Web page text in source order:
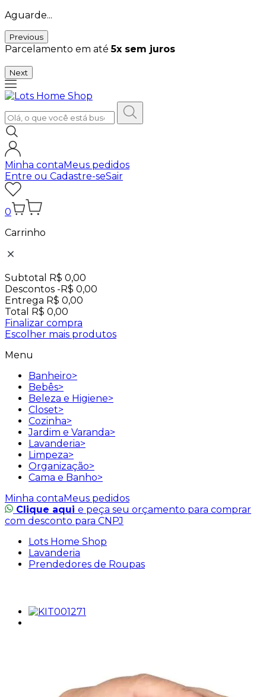
Aguarde...
Previous
Parcelamento em até5x sem juros
Next
Minha contaMeus pedidos
Entre ou Cadastre-seSair
0
Carrinho
Subtotal R$ 0,00
Descontos -R$ 0,00
Entrega R$ 0,00
Total R$ 0,00
Finalizar compra
Escolher mais produtos
Menu
Banheiro>
Bebês>
Beleza e Higiene>
Closet>
Cozinha>
Jardim e Varanda>
Lavanderia>
Limpeza>
Organização>
Cama e Banho>
Minha contaMeus pedidos
Clique aqui e peça seu orçamento para comprar
com desconto para CNPJ
Lots Home Shop
Lavanderia
Prendedores de Roupas